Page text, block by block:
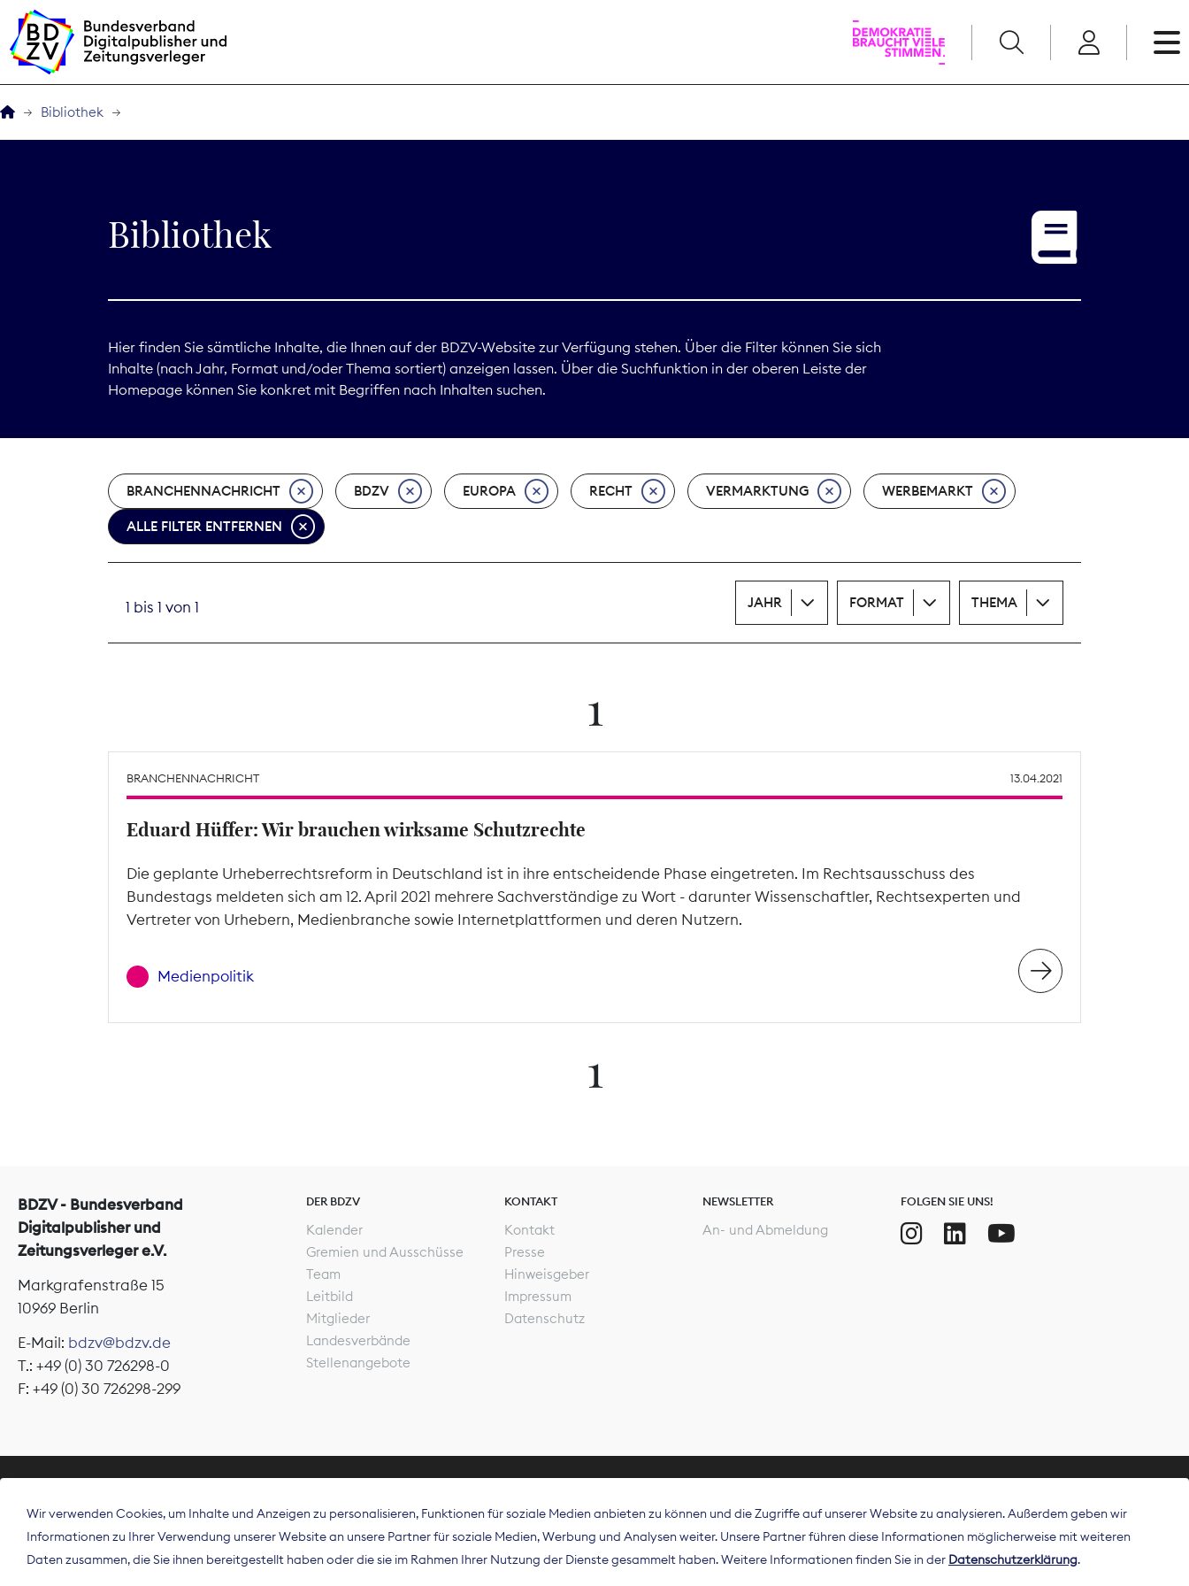
BDZVplus GmbH
Service
Print
Bibliothek
Bibliothek
Hier finden Sie sämtliche Inhalte, die Ihnen auf der BDZV-Website zur Verfügung stehen. Über die Filter können Sie sich
Inhalte (nach Jahr, Format und/oder Thema sortiert) anzeigen lassen. Über die Suchfunktion in der oberen Leiste der
Homepage können Sie konkret mit Begriffen nach Inhalten suchen.
BRANCHENNACHRICHT BDZV EUROPA RECHT VERMARKTUNG WERBEMARKT
ALLE FILTER ENTFERNEN
1 bis 1 von 1 JAHR FORMAT THEMA
1
BRANCHENNACHRICHT 13.04.2021
Eduard Hüffer: Wir brauchen wirksame Schutzrechte
Die geplante Urheberrechtsreform in Deutschland ist in ihre entscheidende Phase eingetreten. Im Rechtsausschuss des
Bundestags meldeten sich am 12. April 2021 mehrere Sachverständige zu Wort - darunter Wissenschaftler, Rechtsexperten und
Vertreter von Urhebern, Medienbranche sowie Internetplattformen und deren Nutzern.
Medienpolitik
1
BDZV - Bundesverband
Digitalpublisher und
Zeitungsverleger e.V.
Markgrafenstraße 15
10969 Berlin
E-Mail: bdzv@bdzv.de
T.: +49 (0) 30 726298-0
F: +49 (0) 30 726298-299
DER BDZV
Kalender
Gremien und Ausschüsse
Team
Leitbild
Mitglieder
Landesverbände
Stellenangebote
KONTAKT
Kontakt
Presse
Hinweisgeber
Impressum
Datenschutz
NEWSLETTER
An- und Abmeldung
FOLGEN SIE UNS!
Der Bundesverband Digitalpublisher und Zeitungsverleger (BDZV) vertritt als
Spitzenorganisation die Interessen der Zeitungsverlage und digitalen Publisher in
Deutschland und auf EU-Ebene.
Wir verwenden Cookies, um Inhalte und Anzeigen zu personalisieren, Funktionen für soziale Medien anbieten zu können und die Zugriffe auf unserer Website zu analysieren. Außerdem geben wir
Informationen zu Ihrer Verwendung unserer Website an unsere Partner für soziale Medien, Werbung und Analysen weiter. Unsere Partner führen diese Informationen möglicherweise mit weiteren
Daten zusammen, die Sie ihnen bereitgestellt haben oder die sie im Rahmen Ihrer Nutzung der Dienste gesammelt haben. Weitere Informationen finden Sie in der Datenschutzerklärung.